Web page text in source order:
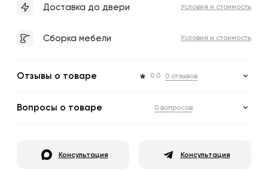
Доставка до двери Условия и стоимость
Сборка мебели Условия и стоимость
Отзывы о товаре 0.0 0 отзывов
Вопросы о товаре 0 вопросов
Консультация Консультация